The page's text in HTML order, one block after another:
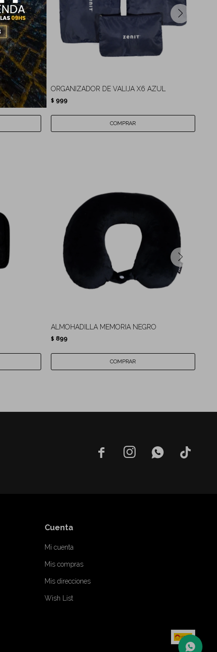
ORGANIZADOR DE VALIJA X6 AZUL
$ 999
ALMOHADILLA MEMORIA NEGRO
$ 899
   
Cuenta
Mi cuenta
Mis compras
Mis direcciones
Wish List